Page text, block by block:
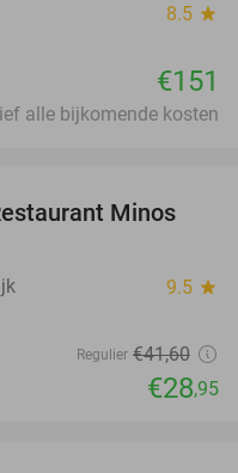
8.5 star
€151
alle bijkomende kosten
30%
Minos
9.5 star
Regulier €41,60
€28,95